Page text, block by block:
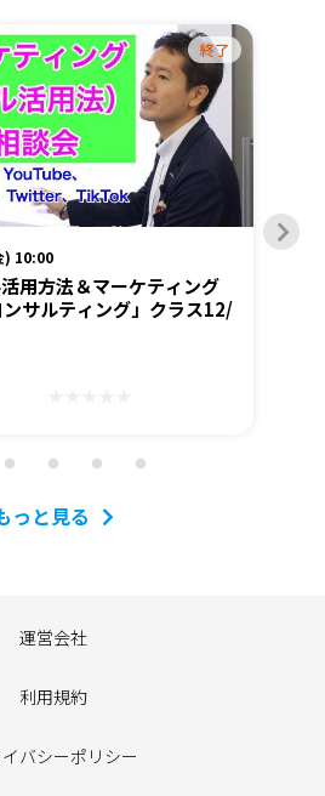
終了
) 10:00
活用方法＆マーケティング
サルティング」クラス12/
っと見る
運営会社
利用規約
バシーポリシー